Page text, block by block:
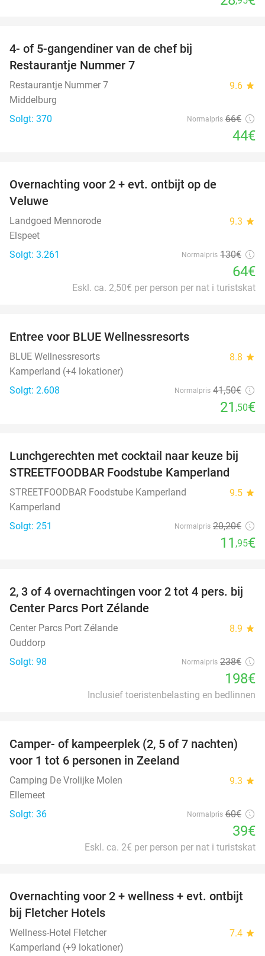
4- of 5-gangendiner van de chef bij
Restaurantje Nummer 7
Restaurantje Nummer 7 9.6 star
Middelburg
Solgt: 370
Normalpris 66€
44€
Overnachting voor 2 + evt. ontbijt op de
Veluwe
Landgoed Mennorode 9.3 star
Elspeet
Solgt: 3.261
Normalpris 130€
64€
Eskl. ca. 2,50€ per person per nat i turistskat
Entree voor BLUE Wellnessresorts
BLUE Wellnessresorts 8.8 star
Kamperland (+4 lokationer)
Solgt: 2.608
Normalpris 41,50€
21 ,50€
41%
Lunchgerechten met cocktail naar keuze bij
STREETFOODBAR Foodstube Kamperland
STREETFOODBAR Foodstube Kamperland 9.5 star
Kamperland
Solgt: 251
Normalpris 20,20€
11 ,95€
17%
2, 3 of 4 overnachtingen voor 2 tot 4 pers. bij
Center Parcs Port Zélande
Center Parcs Port Zélande 8.9 star
Ouddorp
Solgt: 98
Normalpris 238€
198€
Inclusief toeristenbelasting en bedlinnen
35%
Camper- of kampeerplek (2, 5 of 7 nachten)
voor 1 tot 6 personen in Zeeland
Camping De Vrolijke Molen 9.3 star
Ellemeet
Solgt: 36
Normalpris 60€
39€
Eskl. ca. 2€ per person per nat i turistskat
55%
Overnachting voor 2 + wellness + evt. ontbijt
bij Fletcher Hotels
Wellness-Hotel Fletcher 7.4 star
Kamperland (+9 lokationer)